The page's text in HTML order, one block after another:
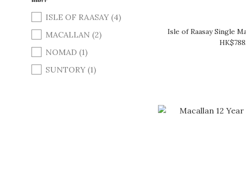
ISLE OF RAASAY (4)
MACALLAN (2)
NOMAD (1)
SUNTORY (1)
Isle of Raasay Single